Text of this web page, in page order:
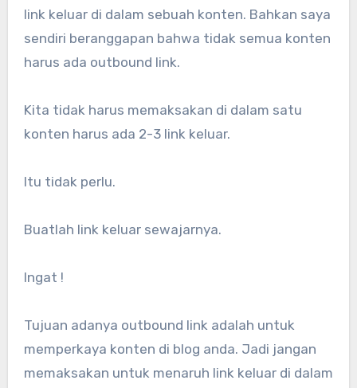
link keluar di dalam sebuah konten. Bahkan saya
sendiri beranggapan bahwa tidak semua konten
harus ada outbound link.
Kita tidak harus memaksakan di dalam satu
konten harus ada 2-3 link keluar.
Itu tidak perlu.
Buatlah link keluar sewajarnya.
Ingat !
Tujuan adanya outbound link adalah untuk
memperkaya konten di blog anda. Jadi jangan
memaksakan untuk menaruh link keluar di dalam